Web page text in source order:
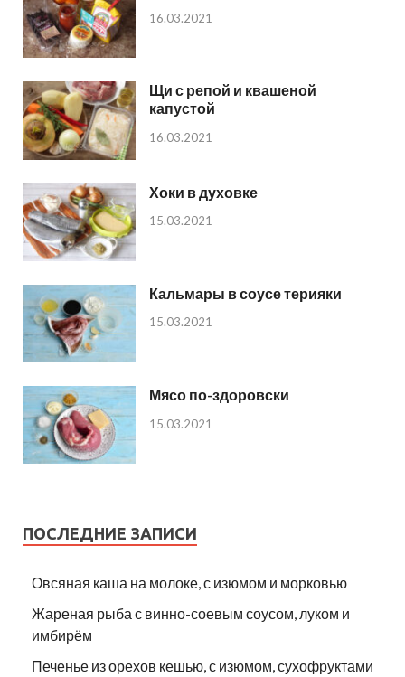
16.03.2021
Щи с репой и квашеной
капустой
16.03.2021
Хоки в духовке
15.03.2021
Кальмары в соусе терияки
15.03.2021
Мясо по-здоровски
15.03.2021
ПОСЛЕДНИЕ ЗАПИСИ
Овсяная каша на молоке, с изюмом и морковью
Жареная рыба с винно-соевым соусом, луком и
имбирём
Печенье из орехов кешью, с изюмом, сухофруктами